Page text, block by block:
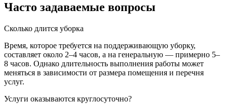
Часто задаваемые вопросы
Сколько длится уборка
Время, которое требуется на поддерживающую уборку,
составляет около 2–4 часов, а на генеральную — примерно 5–
8 часов. Однако длительность выполнения работы может
меняться в зависимости от размера помещения и перечня
услуг.
Услуги оказываются круглосуточно?